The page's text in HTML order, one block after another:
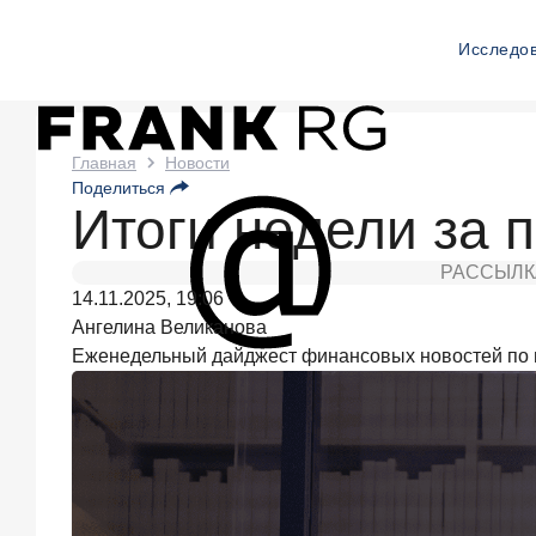
Новости
Frank
RG
Два
дня
назад
ИССЛЕДОВАНИЕ
По
итогам
июля
выдач
Главная
Новости
Поделиться
Итоги недели за
14.11.2025, 19:06
Ангелина Великанова
Еженедельный дайджест финансовых новостей по